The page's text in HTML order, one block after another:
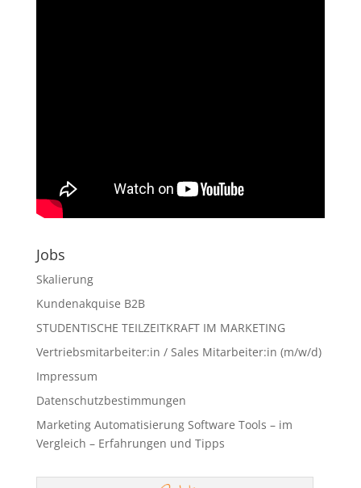
Jobs
Skalierung
Kundenakquise B2B
STUDENTISCHE TEILZEITKRAFT IM MARKETING
Vertriebsmitarbeiter:in / Sales Mitarbeiter:in (m/w/d)
Impressum
Datenschutzbestimmungen
Marketing Automatisierung Software Tools – im
Vergleich – Erfahrungen und Tipps